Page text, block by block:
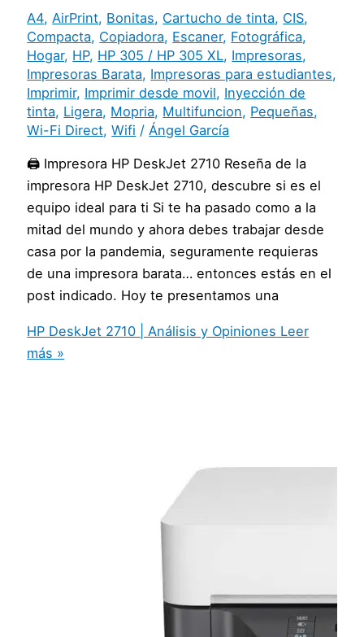
A4,AirPrint, Bonitas, Cartucho de tinta, CIS,
Compacta, Copiadora, Escaner, Fotográfica,
Hogar, HP, HP 305 / HP 305 XL, Impresoras,
Impresoras Barata, Impresoras para estudiantes,
Imprimir, Imprimir desde movil, Inyección de
tinta, Ligera, Mopria, Multifuncion, Pequeñas,
Wi-Fi Direct,Wifi /Ángel García
🖨️ Impresora HP DeskJet 2710 Reseña de la
impresora HP DeskJet 2710, descubre si es el
equipo ideal para ti Si te ha pasado como a la
mitad del mundo y ahora debes trabajar desde
casa por la pandemia, seguramente requieras
de una impresora barata… entonces estás en el
post indicado. Hoy te presentamos una
HP DeskJet 2710 | Análisis y Opiniones Leer
más »